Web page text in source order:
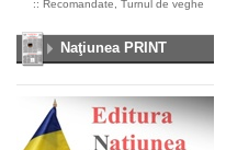
:: Recomandate Turnul de veghe
Naţiunea PRINT